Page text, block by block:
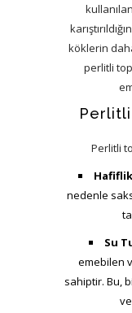
köklerin
perlitli
Perlitli
Perlitli
nedenle
Su
emebilen
sahiptir. Bu,